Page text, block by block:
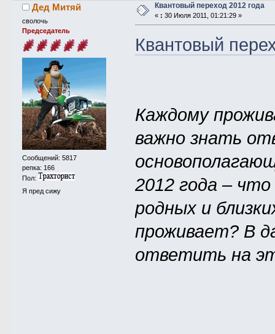
Дед Митяй
сволочь
Председатель
Сообщений: 5817
репка: 166
Пол:
Я пред сижу
Квантовый переход 2012 года
« : 30 Июля 2011, 01:21:29 »
Квантовый
Каждому
важно знать
2012 года –
родных и
проживает? В
ответить на